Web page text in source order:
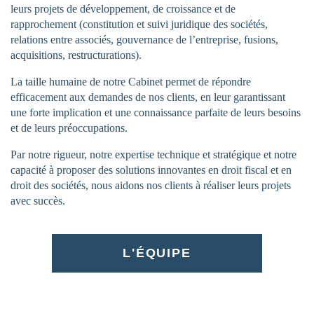
leurs projets de développement, de croissance et de
rapprochement (constitution et suivi juridique des sociétés,
relations entre associés, gouvernance de l’entreprise, fusions,
acquisitions, restructurations).
La taille humaine de notre Cabinet permet de répondre
efficacement aux demandes de nos clients, en leur garantissant
une forte implication et une connaissance parfaite de leurs besoins
et de leurs préoccupations.
Par notre rigueur, notre expertise technique et stratégique et notre
capacité à proposer des solutions innovantes en droit fiscal et en
droit des sociétés, nous aidons nos clients à réaliser leurs projets
avec succès.
L'ÉQUIPE